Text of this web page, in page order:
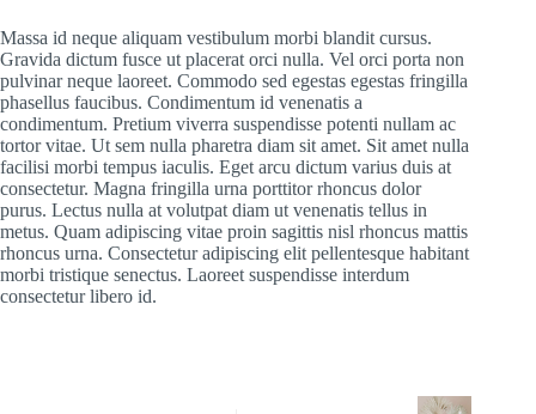
Massa id neque aliquam vestibulum morbi blandit cursus.
Gravida dictum fusce ut placerat orci nulla. Vel orci porta non
pulvinar neque laoreet. Commodo sed egestas egestas fringilla
phasellus faucibus. Condimentum id venenatis a
condimentum. Pretium viverra suspendisse potenti nullam ac
tortor vitae. Ut sem nulla pharetra diam sit amet. Sit amet nulla
facilisi morbi tempus iaculis. Eget arcu dictum varius duis at
consectetur. Magna fringilla urna porttitor rhoncus dolor
purus. Lectus nulla at volutpat diam ut venenatis tellus in
metus. Quam adipiscing vitae proin sagittis nisl rhoncus mattis
rhoncus urna. Consectetur adipiscing elit pellentesque habitant
morbi tristique senectus. Laoreet suspendisse interdum
consectetur libero id.